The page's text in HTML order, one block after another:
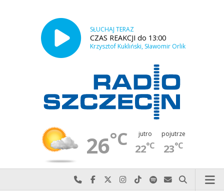
SŁUCHAJ TERAZ
CZAS REAKCJI do 13:00
Krzysztof Kukliński, Sławomir Orlik
26°C jutro
22°C
pojutrze
23°C
Najlepiej po prostu do nas zadzwoń
Odwiedź nas na Facebook-u
Odwiedź nas na X
Odwiedź nas na Instagram-ie
Odwiedź nas na TikTok-u
Szukaj nas na Spotify
Wyślij do nas
Szukaj